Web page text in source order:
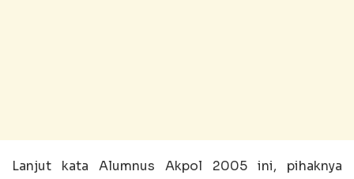
Lanjut kata Alumnus Akpol 2005 ini, pihaknya